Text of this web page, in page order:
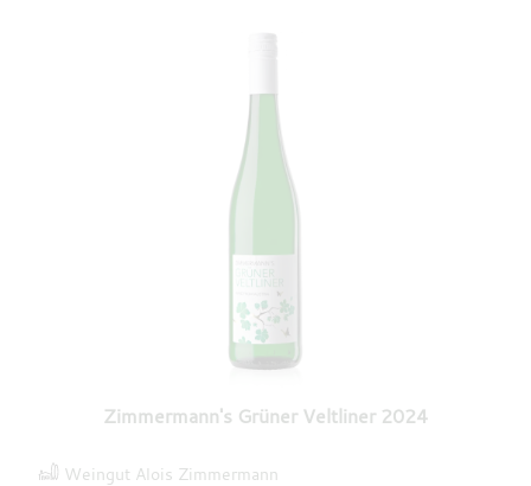
Zimmermann's Grüner Veltliner 2024
Weingut Alois Zimmermann